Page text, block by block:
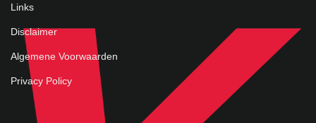
Links
Disclaimer
Algemene Voorwaarden
Privacy Policy